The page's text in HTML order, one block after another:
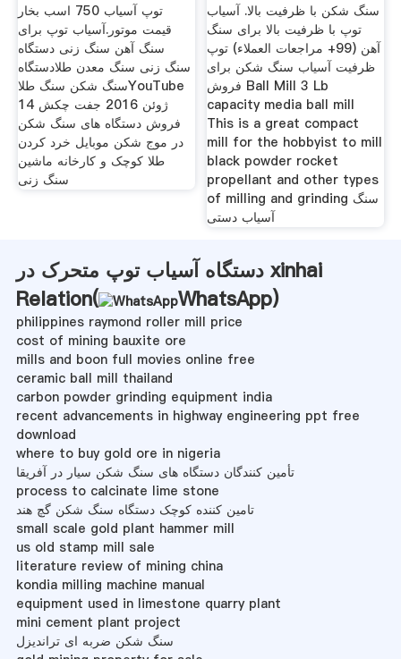
توپ آسیاب 750 اسب بخار
قیمت موتور.آسیاب توپ برای
سنگ آهن سنگ زنی دستگاه
سنگ زنی سنگ معدن طلادستگاه
سنگ شکن سنگ طلاYouTube
14 ژوئن 2016 جفت چکش
فروش دستگاه های سنگ شکن
در موج شکن موبایل خرد کردن
طلا کوچک و کارخانه ماشین
سنگ زنی
سنگ شکن با ظرفیت بالا. آسیاب
توپ با ظرفیت بالا برای سنگ
آهن (99+ مراجعات العملاء) توپ
ظرفیت آسیاب سنگ شکن برای
فروش Ball Mill 3 Lb
capacity media ball mill
This is a great compact
mill for the hobbyist to mill
black powder rocket
propellant and other types
of milling and grinding سنگ
آسیاب دستی
دستگاه آسیاب توپ متحرک در xinhai
Relation(
WhatsApp)
philippines raymond roller mill price
cost of mining bauxite ore
mills and boon full movies online free
ceramic ball mill thailand
carbon powder grinding equipment india
recent advancements in highway engineering ppt free
download
where to buy gold ore in nigeria
تأمین کنندگان دستگاه های سنگ شکن سیار در آفریقا
process to calcinate lime stone
تامین کننده کوچک دستگاه سنگ شکن گچ هند
small scale gold plant hammer mill
us old stamp mill sale
literature review of mining china
kondia milling machine manual
equipment used in limestone quarry plant
mini cement plant project
سنگ شکن ضربه ای تراندیزل